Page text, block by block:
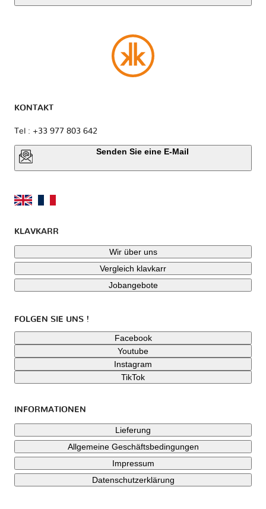
KONTAKT
Tel : +33 977 803 642
Senden Sie eine E-Mail
KLAVKARR
Wir über uns
Vergleich klavkarr
Jobangebote
FOLGEN SIE UNS !
Facebook
Youtube
Instagram
TikTok
INFORMATIONEN
Lieferung
Allgemeine Geschäftsbedingungen
Impressum
Datenschutzerklärung